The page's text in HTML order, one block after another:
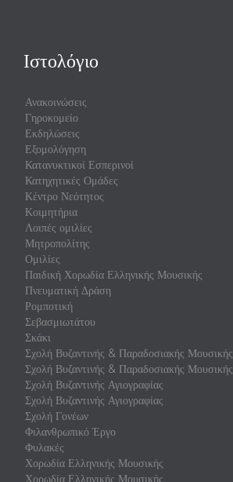
Ιστολόγιο
Ανακοινώσεις
Γηροκομείο
Εκδηλώσεις
Εξομολόγηση
Κατανυκτικοί Εσπερινοί
Κατηχητικές Ομάδες
Κέντρο Νεότητος
Κοιμητήρια
Λοιπές ομιλίες
Μητροπολίτης
Ομιλίες
Παιδική Χορωδία Ελληνικής Μουσικής
Πνευματική Δράση
Ρομποτική
Σεβασμιωτάτου
Σκάκι
Σχολή Βυζαντινής & Παραδοσιακής Μουσικής
Σχολή Βυζαντινής & Παραδοσιακής Μουσικής
Σχολή Βυζαντινής Αγιογραφίας
Σχολή Βυζαντινής Αγιογραφίας
Σχολή Γονέων
Φιλανθρωπικό Έργο
Φυλακές
Χορωδία Ελληνικής Μουσικής
Χορωδία Ελληνικής Μουσικής